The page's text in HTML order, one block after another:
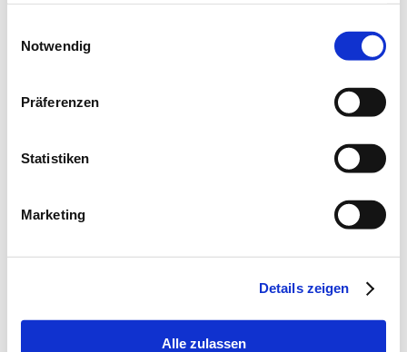
Notwendig
Präferenzen
Statistiken
Marketing
Details zeigen
Alle zulassen